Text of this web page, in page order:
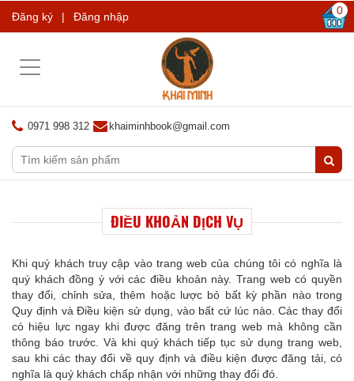
Đăng ký | Đăng nhập 0
Toggle
0971 998 312 khaiminhbook@gmail.com
ĐIỀU KHOẢN DỊCH VỤ
Khi quý khách truy cập vào trang web của chúng tôi có nghĩa là
quý khách đồng ý với các điều khoản này. Trang web có quyền
thay đổi, chỉnh sửa, thêm hoặc lược bỏ bất kỳ phần nào trong
Quy định và Điều kiện sử dụng, vào bất cứ lúc nào. Các thay đổi
có hiệu lực ngay khi được đăng trên trang web mà không cần
thông báo trước. Và khi quý khách tiếp tục sử dụng trang web,
sau khi các thay đổi về quy định và điều kiện được đăng tải, có
nghĩa là quý khách chấp nhận với những thay đổi đó.